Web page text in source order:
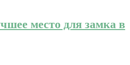
место для замка в